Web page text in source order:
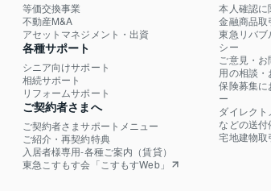
等価交換事業
不動産M&A
アセットマネジメント・出資
各種サポート
シニア向けサポート
相続サポート
リフォームサポート
ご契約者さまへ
ご契約者さまサポートメニュー
ご紹介・再契約特典
入居者様専用-各種ご案内（賃貸）
東急こすもす会「こすもすWeb」
本人確認
金融商品取
東急リバブ
シー
ご意見・
用の相談・
保険募集に
ー
ダイレク
などの送付
宅地建物取